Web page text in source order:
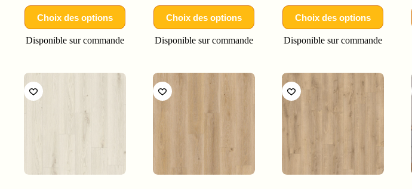
Choix des options
Disponible sur commande
Choix des options
Disponible sur commande
Choix des options
Disponible sur commande